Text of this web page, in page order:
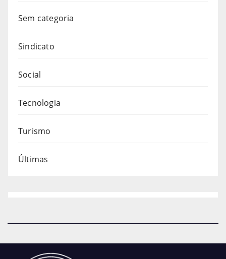
Sem categoria
Sindicato
Social
Tecnologia
Turismo
Últimas